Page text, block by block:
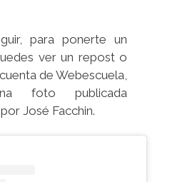
para ponerte un
ver un repost o
de Webescuela,
foto publicada
José Facchin.